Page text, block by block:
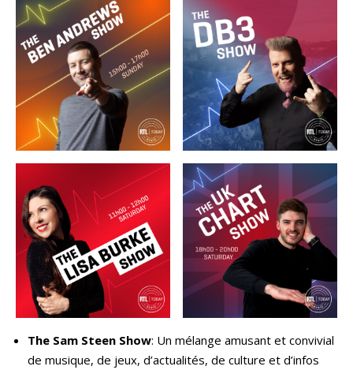
The Sam Steen Show: Un mélange amusant et convivial
de musique, de jeux, d’actualités, de culture et d’infos